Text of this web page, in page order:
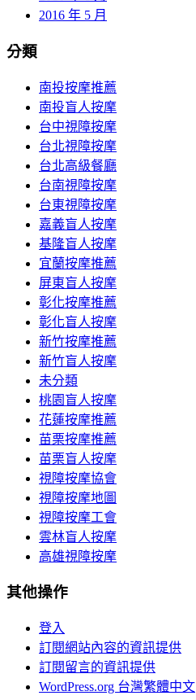
2016 年 5 月
分類
南投按摩推薦
南投盲人按摩
台中視障按摩
台北視障按摩
台北高級餐廳
台南視障按摩
台東視障按摩
嘉義盲人按摩
基隆盲人按摩
宜蘭按摩推薦
屏東盲人按摩
彰化按摩推薦
彰化盲人按摩
新竹按摩推薦
新竹盲人按摩
未分類
桃園盲人按摩
花蓮按摩推薦
苗栗按摩推薦
苗栗盲人按摩
視障按摩協會
視障按摩地圖
視障按摩工會
雲林盲人按摩
高雄視障按摩
其他操作
登入
訂閱網站內容的資訊提供
訂閱留言的資訊提供
WordPress.org 台灣繁體中文